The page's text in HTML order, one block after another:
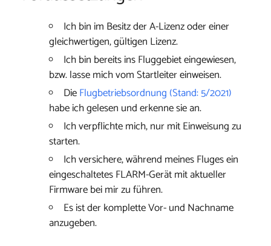
Ich bin im Besitz der A-Lizenz oder einer
gleichwertigen, gültigen Lizenz.
Ich bin bereits ins Fluggebiet eingewiesen,
bzw. lasse mich vom Startleiter einweisen.
DieFlugbetriebsordnung (Stand: 5/2021)
habe ich gelesen und erkenne sie an.
Ich verpflichte mich, nur mit Einweisung zu
starten.
Ich versichere, während meines Fluges ein
eingeschaltetes FLARM-Gerät mit aktueller
Firmware bei mir zu führen.
Es ist der komplette Vor- und Nachname
anzugeben.